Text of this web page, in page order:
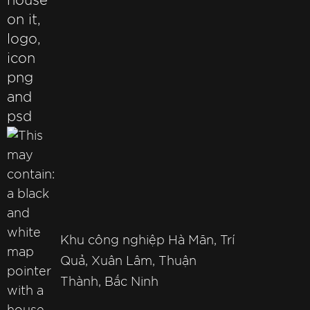
Khu công nghiệp Hà Mãn, Trí
Quả, Xuân Lâm, Thuận
Thành, Bắc Ninh